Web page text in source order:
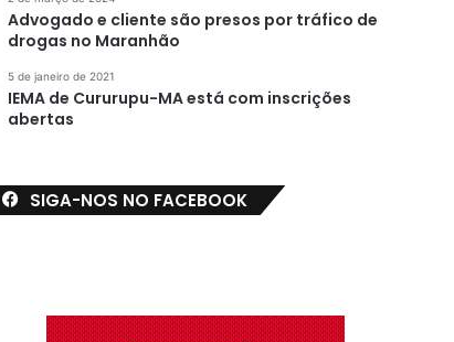
Advogado e cliente são presos por tráfico de
drogas no Maranhão
5 de janeiro de 2021
IEMA de Cururupu-MA está com inscrições
abertas
SIGA-NOS NO FACEBOOK